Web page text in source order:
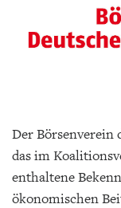
Der Börsenverein
das im
enthaltene
ökonomischen